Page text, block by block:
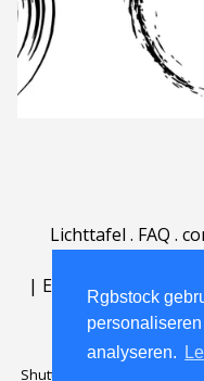
Rgbstock
analyseren.
Lichttafel . FAQ .
| English | Deutsch
Shutterstock official partner